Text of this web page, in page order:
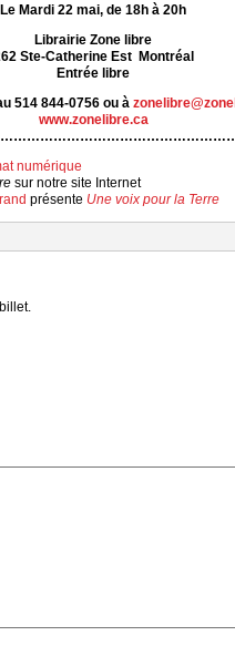
Le Mardi 22 mai, de 18h à 20h
Librairie Zone libre
Ste-Catherine Est Montréal
Entrée libre
514 844-0756 ou à
www.zonelibre.ca
numérique
sur notre site Internet
présente Une voix pour la Terre